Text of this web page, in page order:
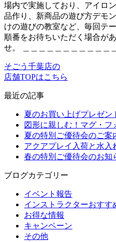
場内で実施しており、アイロ
品作り、新商品の遊び方デモ
けの遊びの教室など、毎回テ
順番をお待ちいただく場合が
せ。 ＿＿＿＿＿＿＿＿＿＿＿
そごう千葉店の
店舗TOPはこちら
最近の記事
夏のお買い上げプレゼン
図形に親しむ！マグ・フ
夏の特別ご優待会のご案
アクアプレイ入荷と水入
春の特別ご優待会のお知
ブログカテゴリー
イベント報告
インストラクターおすす
お得な情報
キャンペーン
その他